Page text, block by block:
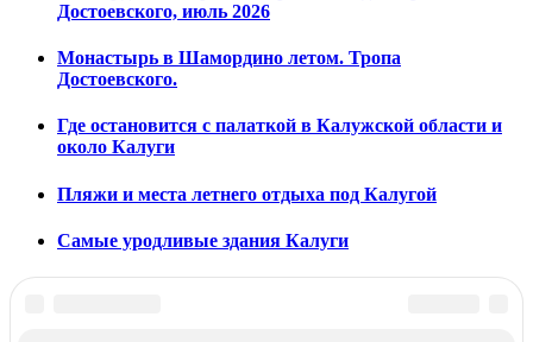
Достоевского, июль 2026
Монастырь в Шамордино летом. Тропа
Достоевского.
Где остановится с палаткой в Калужской области и
около Калуги
Пляжи и места летнего отдыха под Калугой
Самые уродливые здания Калуги